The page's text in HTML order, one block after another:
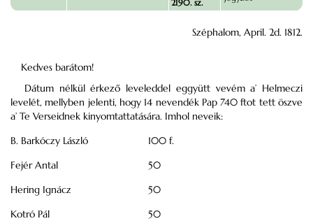
2190. sz.
Széphalom, April. 2d. 1812.
Kedves barátom!
Dátum nélkül érkező leveleddel eggyütt vevém a’ Helmeczi
levelét, mellyben jelenti, hogy 14 nevendék Pap 740 ftot tett öszve
a’ Te Verseidnek kinyomtattatására. Imhol neveik:
B. Barkóczy László
100 f.
Fejér Antal
50
Hering Ignácz
50
Kotró Pál
50